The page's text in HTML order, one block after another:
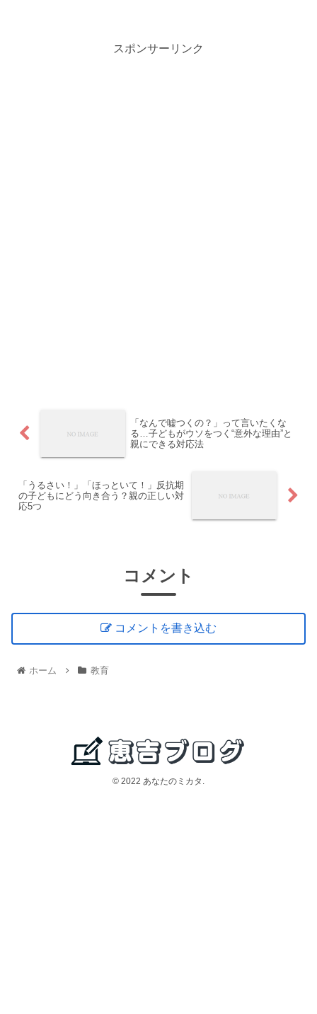
スポンサーリンク
「なんで嘘つくの？」って言いたくな
る…子どもがウソをつく“意外な理由”と
親にできる対応法
「うるさい！」「ほっといて！」反抗期
の子どもにどう向き合う？親の正しい対
応5つ
コメント
コメントを書き込む
ホーム 教育
© 2022 あなたのミカタ.